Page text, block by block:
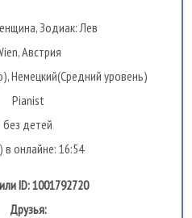
Зодиак: Лев
Австрия
Немецкий(Средний уровень)
Pianist
без детей
в онлайне: 16:54
ID: 1001792720
Друзья: